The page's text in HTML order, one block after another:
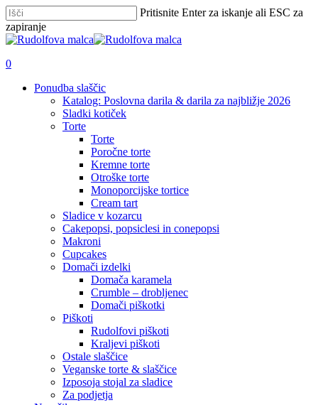
Skip
to
main
Pritisnite Enter za iskanje ali ESC za
zapiranje
Zapri
išči
account
0
Ponudba slaščic
Katalog: Poslovna darila & darila za najbližje 2026
Sladki kotiček
Torte
Torte
Poročne torte
Kremne torte
Otroške torte
Monoporcijske tortice
Cream tart
Sladice v kozarcu
Cakepopsi, popsiclesi in conepopsi
Makroni
Cupcakes
Domači izdelki
Domača karamela
Crumble – drobljenec
Domači piškotki
Piškoti
Rudolfovi piškoti
Kraljevi piškoti
Ostale slaščice
Veganske torte & slaščice
Izposoja stojal za sladice
Za podjetja